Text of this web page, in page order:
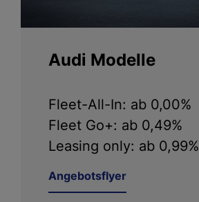
Audi Modelle
Fleet-All-In: ab 0,00%
Fleet Go+: ab 0,49%
Leasing only: ab 0,99%
Angebotsflyer